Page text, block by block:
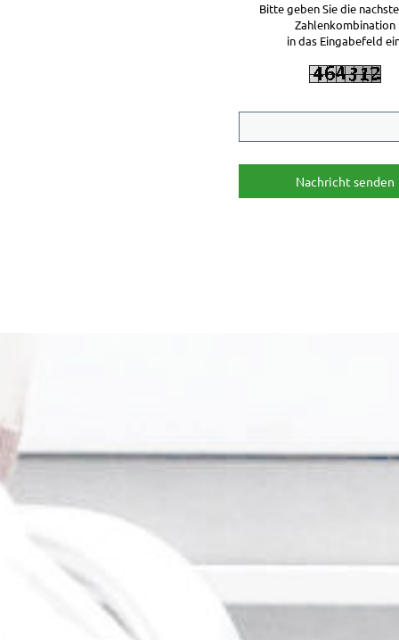
Bitte geben Sie die
Zahlenkombination
in das Eingabefeld